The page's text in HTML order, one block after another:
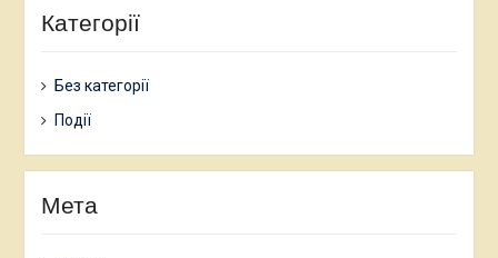
Категорії
Без категорії
Події
Мета